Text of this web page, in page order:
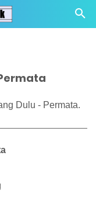
Dulu - Permata.